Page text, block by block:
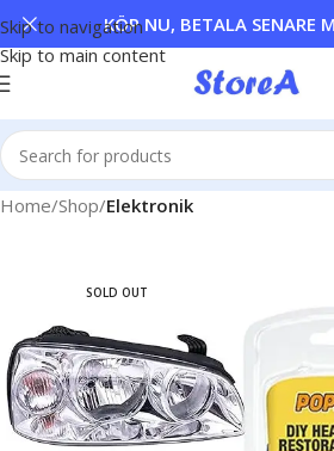
Skip to navigation
Skip to main content
KÖP NU, BETALA SENARE
Home Shop Elektronik
SOLD OUT